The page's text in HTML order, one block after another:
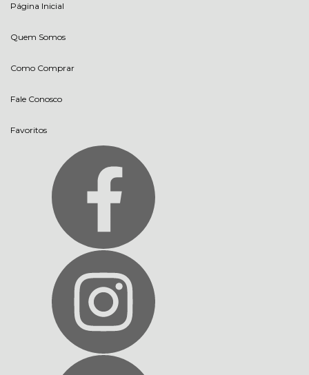
Página Inicial
Quem Somos
Como Comprar
Fale Conosco
Favoritos